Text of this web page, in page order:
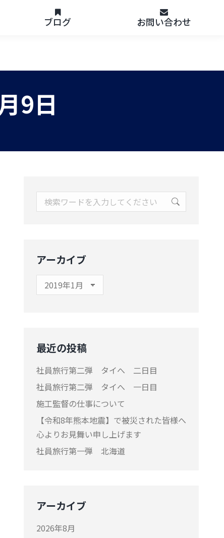
ブログ お問い合わせ
9日
Search:
アーカイブ
ー
最近の投稿
社員旅行第二弾 タイへ 二日目
社員旅行第二弾 タイへ 一日目
施工監督の仕事について
【令和8年熊本地震】で被災された皆様へ
心よりお見舞い申し上げます
社員旅行第一弾 北海道
アーカイブ
2026年8月